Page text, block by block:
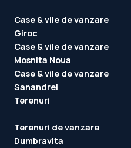
Case & vile de vanzare
Giroc
Case & vile de vanzare
Mosnita Noua
Case & vile de vanzare
Sanandrei
Terenuri
Terenuri de vanzare
Dumbravita